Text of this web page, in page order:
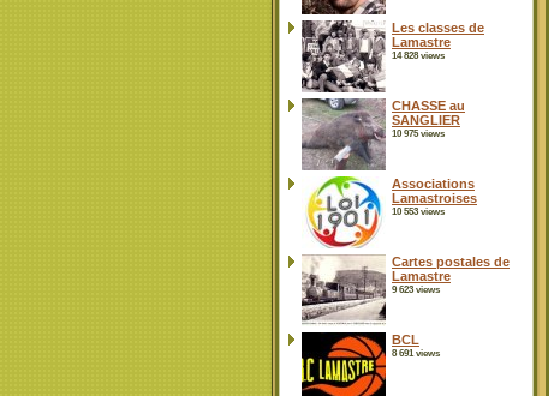
Les classes de
Lamastre
14 828 views
CHASSE au
SANGLIER
10 975 views
Associations
Lamastroises
10 553 views
Cartes postales de
Lamastre
9 623 views
BCL
8 691 views